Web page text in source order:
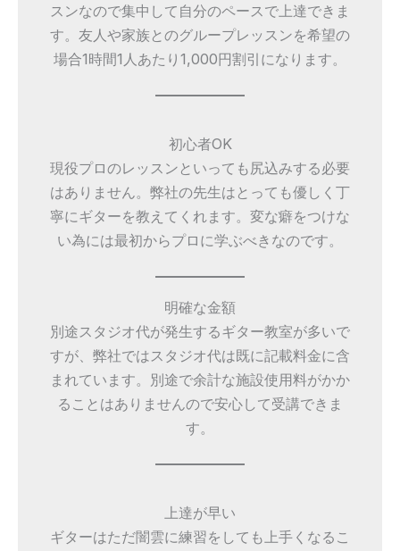
スンなので集中して自分のペースで上達できま
す。友人や家族とのグループレッスンを希望の
場合1時間1人あたり1,000円割引になります。
初心者OK
現役プロのレッスンといっても尻込みする必要
はありません。弊社の先生はとっても優しく丁
寧にギターを教えてくれます。変な癖をつけな
い為には最初からプロに学ぶべきなのです。
明確な金額
別途スタジオ代が発生するギター教室が多いで
すが、弊社ではスタジオ代は既に記載料金に含
まれています。別途で余計な施設使用料がかか
ることはありませんので安心して受講できま
す。
上達が早い
ギターはただ闇雲に練習をしても上手くなるこ